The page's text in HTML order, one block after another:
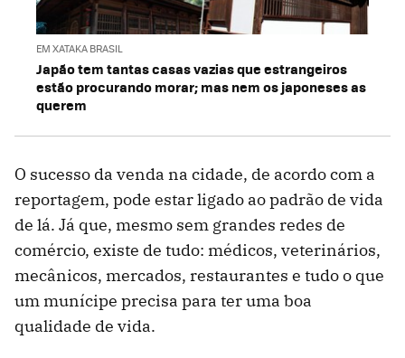
EM XATAKA BRASIL
Japão tem tantas casas vazias que estrangeiros
estão procurando morar; mas nem os japoneses as
querem
O sucesso da venda na cidade, de acordo com a
reportagem, pode estar ligado ao padrão de vida
de lá. Já que, mesmo sem grandes redes de
comércio, existe de tudo: médicos, veterinários,
mecânicos, mercados, restaurantes e tudo o que
um munícipe precisa para ter uma boa
qualidade de vida.